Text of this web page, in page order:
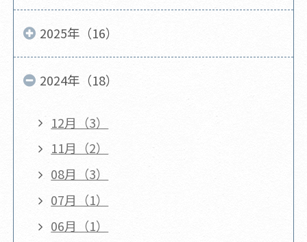
2025年（16）
2024年（18）
12月（3）
11月（2）
08月（3）
07月（1）
06月（1）